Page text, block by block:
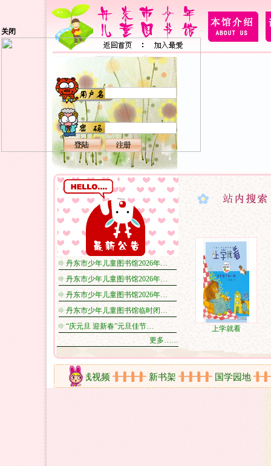
关闭
丹东市少年儿童图书馆2026年…
丹东市少年儿童图书馆2026年…
丹东市少年儿童图书馆2026年…
丹东市少年儿童图书馆临时闭…
“庆元旦 迎新春”元旦佳节…
更多……
上学就看
剪影 在线视频 新书架 国学园地